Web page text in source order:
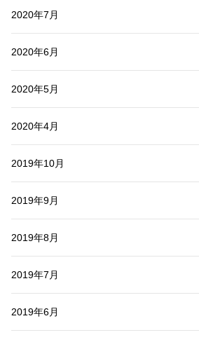
2020年7月
2020年6月
2020年5月
2020年4月
2019年10月
2019年9月
2019年8月
2019年7月
2019年6月